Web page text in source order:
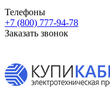
Телефоны
+7 (800) 777-94-78
Заказать звонок